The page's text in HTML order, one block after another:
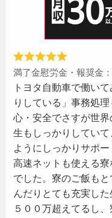
満了金慰労金・報奨金
トヨタ自動車で働い
りしている」事務処
心・安全でさすが世
生もしっかりしてい
ようにしっかりサポー
高速ネットも使える
でした。寮のご飯も
んだりとても充実し
５００万超えてるし